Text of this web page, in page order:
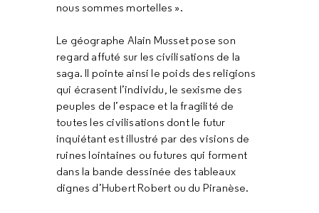
nous sommes mortelles ».
Le géographe Alain Musset pose son
regard affuté sur les civilisations de la
saga. Il pointe ainsi le poids des religions
qui écrasent l’individu, le sexisme des
peuples de l’espace et la fragilité de
toutes les civilisations dont le futur
inquiétant est illustré par des visions de
ruines lointaines ou futures qui forment
dans la bande dessinée des tableaux
dignes d’Hubert Robert ou du Piranèse.